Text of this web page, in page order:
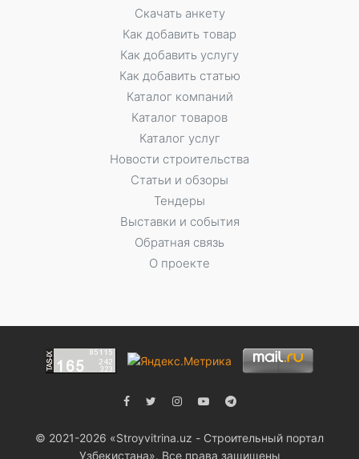
Скачать анкету
Как добавить товар
Как добавить услугу
Как добавить статью
Каталог компаний
Каталог товаров
Каталог услуг
Новости строительства
Статьи и обзоры
Тендеры
Выставки и события
Обратная связь
О проекте
© 2021-2026 «Stroyvitrina.uz - Строительный портал
Узбекистана». Все права защищены